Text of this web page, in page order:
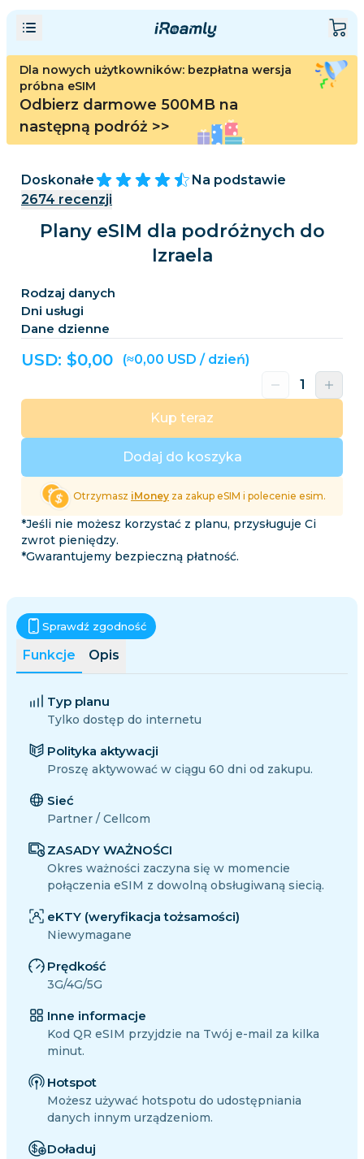
Dla nowych użytkowników: bezpłatna wersja
próbna eSIM
Odbierz darmowe 500MB na
następną podróż >>
Doskonałe
Na podstawie
2674 recenzji
Plany eSIM dla podróżnych do
Izraela
Rodzaj danych
Dni usługi
Dane dzienne
USD: $0,00 (≈0,00 USD / dzień)
Dodaj do koszyka
Kup teraz
Otrzymasz iMoney za zakup eSIM i polecenie esim.
*Jeśli nie możesz korzystać z planu, przysługuje Ci
zwrot pieniędzy.
*Gwarantujemy bezpieczną płatność.
Funkcje Opis
Sprawdź zgodność
Typ planu
Tylko dostęp do internetu
Polityka aktywacji
Proszę aktywować w ciągu 60 dni od zakupu.
Sieć
Partner / Cellcom
ZASADY WAŻNOŚCI
Okres ważności zaczyna się w momencie
połączenia eSIM z dowolną obsługiwaną siecią.
eKTY (weryfikacja tożsamości)
Niewymagane
Prędkość
3G/4G/5G
Inne informacje
Kod QR eSIM przyjdzie na Twój e-mail za kilka
minut.
Hotspot
Możesz używać hotspotu do udostępniania
danych innym urządzeniom.
Doładuj